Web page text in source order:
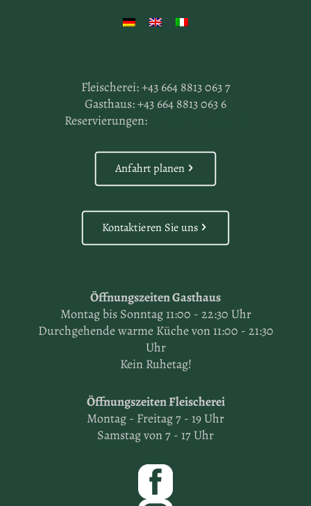
Fleischerei:+43 664 8813 063 7
Gasthaus:+43 664 8813 063 6
Reservierungen:
Anfahrt planen
Kontaktieren Sie uns
Öffnungszeiten Gasthaus
Montag bis Sonntag 11:00 - 22:30 Uhr
Durchgehende warme Küche von 11:00 - 21:30
Uhr
Kein Ruhetag!
Öffnungszeiten Fleischerei
Montag - Freitag 7 - 19 Uhr
Samstag von 7 - 17 Uhr